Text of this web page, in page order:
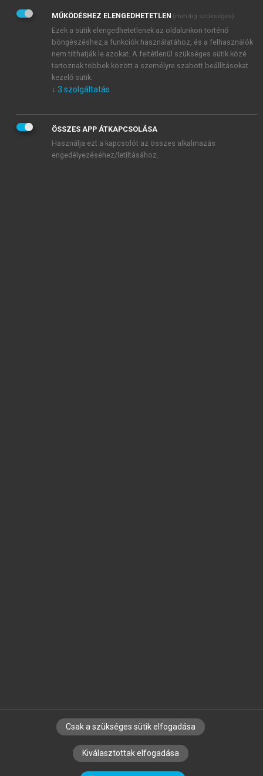
Adatkezelési tájékoztatóbanfoglaltakat tudomásul
veszem és elfogadom.
Általános vásárlási feltételeket, valamint a szotar.netés a
mersz.huoldalak licencszerződéseiben foglaltakat
tudomásul veszem és elfogadom.
KIPRÓBÁLOM
SZERZŐKNEK CÉGEKNEK KÖNYVTÁROSOKNAK
SZERKESZTÉSI ÉS LEKTORÁLÁSI ALAPELVEK
MŰKÖDÉSHEZ ELENGEDHETETLEN (mindig szükséges)
Ezek a sütik elengedhetetlenek az oldalunkon történő
böngészéshez,a funkciók használatához, és a felhasználók
nem tilthatják le azokat. A feltétlenül szükséges sütik közé
tartoznak többek között a személyre szabott beállításokat
kezelő sütik.
↓ 3 szolgáltatás
ÖSSZES APP ÁTKAPCSOLÁSA
Használja ezt a kapcsolót az összes alkalmazás
engedélyezéséhez/letiltásához.
Csak a szükséges sütik elfogadása
Kiválasztottak elfogadása